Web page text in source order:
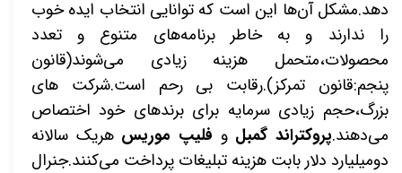
دهد.مشکل آن‌ها این است که توانایی انتخاب ایده خوب
را ندارند و به خاطر برنامه‌های متنوع و تعدد
محصولات،متحمل هزینه زیادی می‌شوند(قانون
پنجم:قانون تمرکز).رقابت بی رحم است.شرکت های
بزرگ،حجم زیادی سرمایه برای برندهای خود اختصاص
می‌دهند.پروکتراند گمبل و فلیپ موریس هریک سالانه
دومیلیارد دلار بابت هزینه تبلیغات پرداخت می‌کنند.جنرال